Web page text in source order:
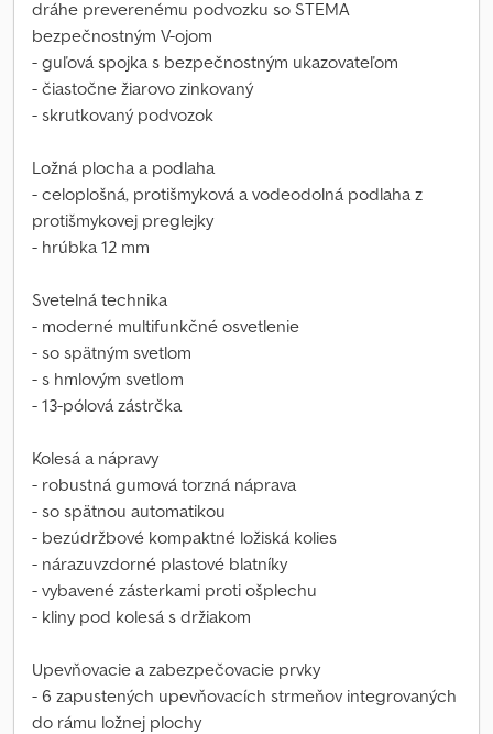
dráhe preverenému podvozku so STEMA
bezpečnostným V-ojom
- guľová spojka s bezpečnostným ukazovateľom
- čiastočne žiarovo zinkovaný
- skrutkovaný podvozok
Ložná plocha a podlaha
- celoplošná, protišmyková a vodeodolná podlaha z
protišmykovej preglejky
- hrúbka 12 mm
Svetelná technika
- moderné multifunkčné osvetlenie
- so spätným svetlom
- s hmlovým svetlom
- 13-pólová zástrčka
Kolesá a nápravy
- robustná gumová torzná náprava
- so spätnou automatikou
- bezúdržbové kompaktné ložiská kolies
- nárazuvzdorné plastové blatníky
- vybavené zásterkami proti ošplechu
- kliny pod kolesá s držiakom
Upevňovacie a zabezpečovacie prvky
- 6 zapustených upevňovacích strmeňov integrovaných
do rámu ložnej plochy